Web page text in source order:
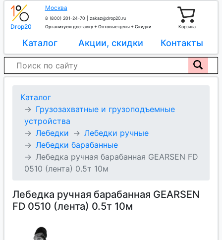
Drop20
Москва
8 (800) 201-24-70
zakaz@drop20.ru
Организуем доставку + Оптовые цены + Скидки
Корзина
Каталог Акции, скидки Контакты
Каталог
Грузозахватные и грузоподъемные
устройства
Лебедки
Лебедки ручные
Лебедки барабанные
Лебедка ручная барабанная GEARSEN FD
0510 (лента) 0.5т 10м
Лебедка ручная барабанная GEARSEN
FD 0510 (лента) 0.5т 10м